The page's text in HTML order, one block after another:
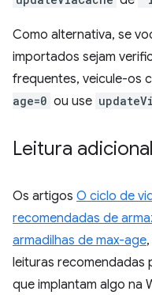
Como alternativa, se
importados sejam
frequentes, veicule-os
age=0 ou use
Leitura adicional
Os artigos O ciclo de
recomendadas de
armadilhas de max-age
leituras recomendadas
que implantam algo na